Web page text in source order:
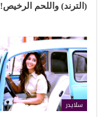
(الترند) واللحم الرخيص!
سلايدر